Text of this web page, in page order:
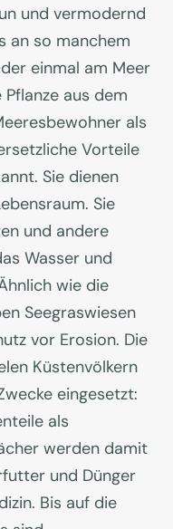
und vermodernd
an so manchem
einmal am Meer
aus dem
als
Vorteile
Sie dienen
Sie
und andere
Wasser und
wie die
Seegraswiesen
vor Erosion. Die
Küstenvölkern
eingesetzt:
als
werden damit
und Dünger
Bis auf die